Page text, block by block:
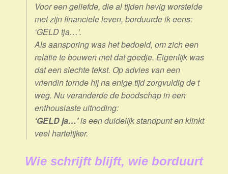
Voor een geliefde, die al tijden hevig worstelde
met zijn financiele leven, borduurde ik eens:
‘GELD tja…’.
Als aansporing was het bedoeld, om zich een
relatie te bouwen met dat goedje. Eigenlijk was
dat een slechte tekst. Op advies van een
vriendin tornde hij na enige tijd zorgvuldig de t
weg. Nu veranderde de boodschap in een
enthousiaste uitnoding:
‘GELD ja…’is een duidelijk standpunt en klinkt
veel hartelijker.
Wie schrijft blijft, wie borduurt